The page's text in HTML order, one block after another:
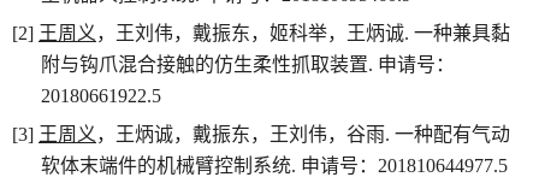
[2] 王周义 ，王刘伟，戴振东，姬科举，王炳诚. 一种兼具黏
附与钩爪混合接触的仿生柔性抓取装置. 申请号：
20180661922.5
[3] 王周义 ，王炳诚，戴振东，王刘伟，谷雨. 一种配有气动
软体末端件的机械臂控制系统. 申请号： 201810644977.5